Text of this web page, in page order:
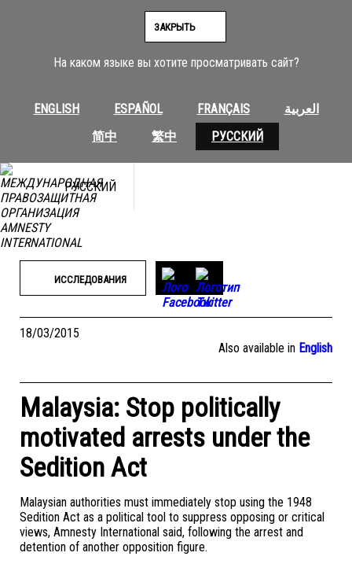
На каком языке вы хотите просматривать сайт?
ENGLISH ESPAÑOL FRANÇAIS
العربية
简中
繁中 РУССКИЙ
ЗАКРЫТЬ
РУССКИЙ
ИССЛЕДОВАНИЯ
18/03/2015
Also available in English
Malaysia: Stop politically
motivated arrests under the
Sedition Act
Malaysian authorities must immediately stop using the 1948
Sedition Act as a political tool to suppress opposing or critical
views, Amnesty International said, following the arrest and
detention of another opposition figure.